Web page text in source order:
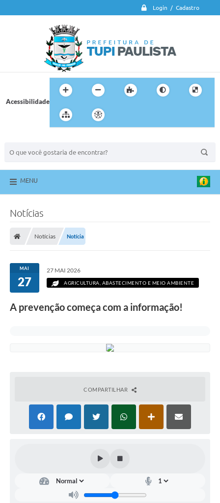
Login / Cadastro
Acessibilidade
MENU
Notícias
Notícias Notícia
MAI
27
27 MAI 2026
AGRICULTURA, ABASTECIMENTO E MEIO AMBIENTE
A prevenção começa com a informação!
COMPARTILHAR